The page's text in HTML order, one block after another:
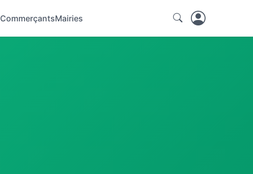
CommerçantsMairies